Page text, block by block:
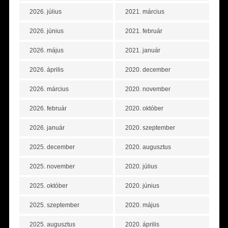
2026. július
2026. június
2026. május
2026. április
2026. március
2026. február
2026. január
2025. december
2025. november
2025. október
2025. szeptember
2025. augusztus
2021. március
2021. február
2021. január
2020. december
2020. november
2020. október
2020. szeptember
2020. augusztus
2020. július
2020. június
2020. május
2020. április